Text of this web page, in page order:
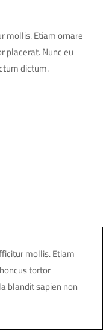
mollis. Etiam ornare
placerat. Nunc eu
dictum.
mollis. Etiam
tortor
blandit sapien non